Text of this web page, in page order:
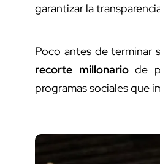
garantizar la
Poco antes de terminar
recorte millonariode
programas sociales que